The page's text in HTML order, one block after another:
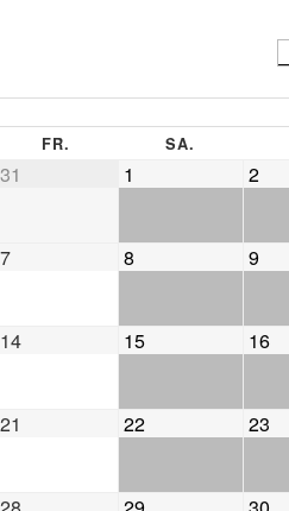
FR. SA.
31 1 2
7 8 9
14 15 16
21 22 23